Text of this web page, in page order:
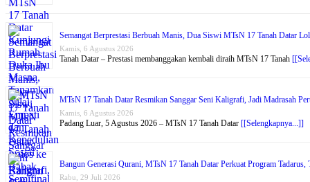
Semangat Berprestasi Berbuah Manis, Dua Siswi MTsN 17 Tanah Datar
Kamis, 6 Agustus 2026
Tanah Datar – Prestasi membanggakan kembali diraih MTsN 17 Tanah
MTsN 17 Tanah Datar Resmikan Sanggar Seni Kaligrafi, Jadi Madrasah
Kamis, 6 Agustus 2026
Padang Luar, 5 Agustus 2026 – MTsN 17 Tanah Datar [[Selengkapnya...]]
Bangun Generasi Qurani, MTsN 17 Tanah Datar Perkuat Program
Rabu, 29 Juli 2026